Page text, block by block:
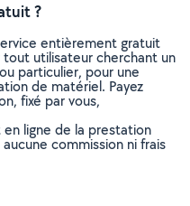
?
entièrement gratuit
utilisateur cherchant un
particulier, pour une
de matériel. Payez
fixé par vous,
ligne de la prestation
commission ni frais